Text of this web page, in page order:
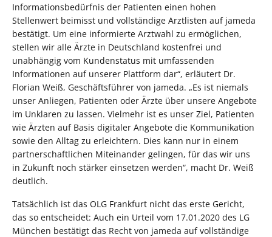
Informationsbedürfnis der Patienten einen hohen
Stellenwert beimisst und vollständige Arztlisten auf jameda
bestätigt. Um eine informierte Arztwahl zu ermöglichen,
stellen wir alle Ärzte in Deutschland kostenfrei und
unabhängig vom Kundenstatus mit umfassenden
Informationen auf unserer Plattform dar“, erläutert Dr.
Florian Weiß, Geschäftsführer von jameda. „Es ist niemals
unser Anliegen, Patienten oder Ärzte über unsere Angebote
im Unklaren zu lassen. Vielmehr ist es unser Ziel, Patienten
wie Ärzten auf Basis digitaler Angebote die Kommunikation
sowie den Alltag zu erleichtern. Dies kann nur in einem
partnerschaftlichen Miteinander gelingen, für das wir uns
in Zukunft noch stärker einsetzen werden“, macht Dr. Weiß
deutlich.
Tatsächlich ist das OLG Frankfurt nicht das erste Gericht,
das so entscheidet: Auch ein Urteil vom 17.01.2020 des LG
München bestätigt das Recht von jameda auf vollständige